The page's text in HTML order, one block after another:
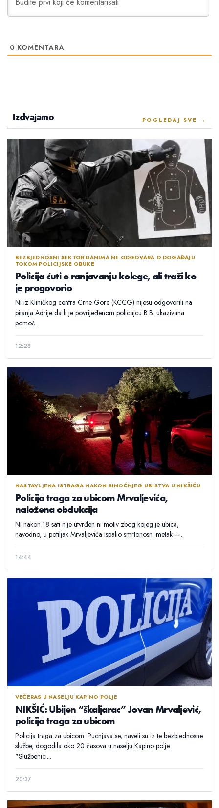
0 KOMENTARA
Izdvajamo POGLEDAJ SVE →
BEZBJEDNOSNI SEKTOR DANIMA NE ODGOVARA O DOGAĐAJU
TOKOM POLICIJSKE OBUKE
Policija ćuti o ranjavanju kolege, ali traži ko
je progovorio
Ni iz Kliničkog centra Crne Gore (KCCG) nijesu odgovorili na
pitanja Adrije da li je povrijeđenom policajcu B.B. ukazivana
pomoć...
12:28
NASTAVLJENA ISTRAGA NAKON SINOĆNJEG UBISTVA U NIKŠIĆU
Policija traga za ubicom Mrvaljevića,
naložena obdukcija
Ni nakon 18 sati nije utvrđen ni motiv zbog kojeg je ubica,
navodno, u potiljak Mrvaljevića ispalio smrtonosni metak –...
14:44
VEČERAS U NASELJU KAPINO POLJE
NIKŠIĆ: Ubijen “škaljarac” Jovan Mrvaljević,
policija traga za ubicom
Policija traga za ubicom. Pucnjava se, naveli su iz te bezbjednosne
službe, dogodila oko 20 časova u naselju Kapino polje.
"Službenici...
20:37